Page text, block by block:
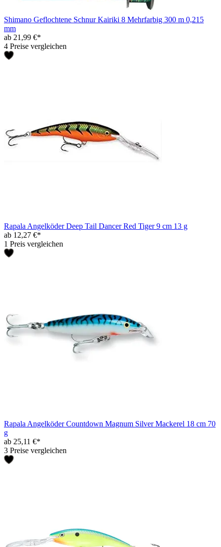
Shimano Geflochtene Schnur Kairiki 8 Mehrfarbig 300 m 0,215
mm
ab 21,99 €*
4 Preise vergleichen
Rapala Angelköder Deep Tail Dancer Red Tiger 9 cm 13 g
ab 12,27 €*
1 Preis vergleichen
Rapala Angelköder Countdown Magnum Silver Mackerel 18 cm 70
g
ab 25,11 €*
3 Preise vergleichen